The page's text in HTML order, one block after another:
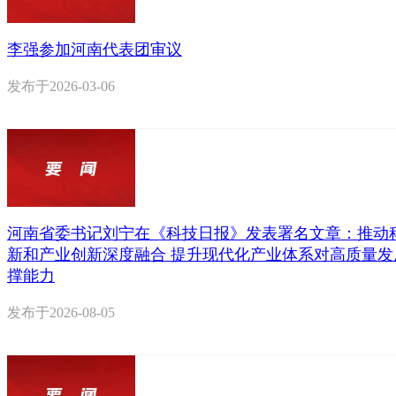
李强参加河南代表团审议
发布于2026-03-06
河南省委书记刘宁在《科技日报》发表署名文章：推动
新和产业创新深度融合 提升现代化产业体系对高质量
撑能力
发布于2026-08-05